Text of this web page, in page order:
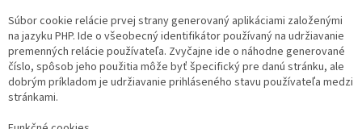
Súbor cookie relácie prvej strany generovaný aplikáciami založenými
na jazyku PHP. Ide o všeobecný identifikátor používaný na udržiavanie
premenných relácie používateľa. Zvyčajne ide o náhodne generované
číslo, spôsob jeho použitia môže byť špecifický pre danú stránku, ale
dobrým príkladom je udržiavanie prihláseného stavu používateľa medzi
stránkami.